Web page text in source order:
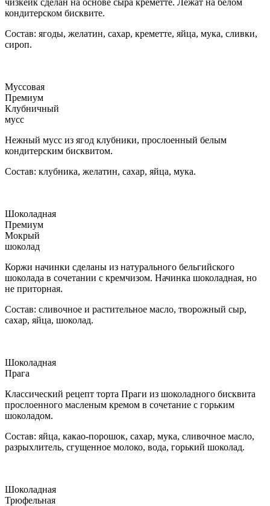
кондитерском бисквите.
Состав: ягоды, желатин, сахар, креметте, яйца, мука, сливки,
сироп.
Муссовая
Премиум
Клубничный
мусс
Нежный мусс из ягод клубники, прослоенный белым
кондитерским бисквитом.
Состав: клубника, желатин, сахар, яйца, мука.
Шоколадная
Премиум
Мокрый
шоколад
Коржи начинки сделаны из натурального бельгийского
шоколада в сочетании с кремчизом. Начинка шоколадная, но
не приторная.
Состав: сливочное и растительное масло, творожный сыр,
сахар, яйца, шоколад.
Шоколадная
Прага
Классический рецепт торта Праги из шоколадного бисквита
прослоенного масленым кремом в сочетание с горьким
шоколадом.
Состав: яйца, какао-порошок, сахар, мука, сливочное масло,
разрыхлитель, сгущенное молоко, вода, горький шоколад.
Шоколадная
Трюфельная